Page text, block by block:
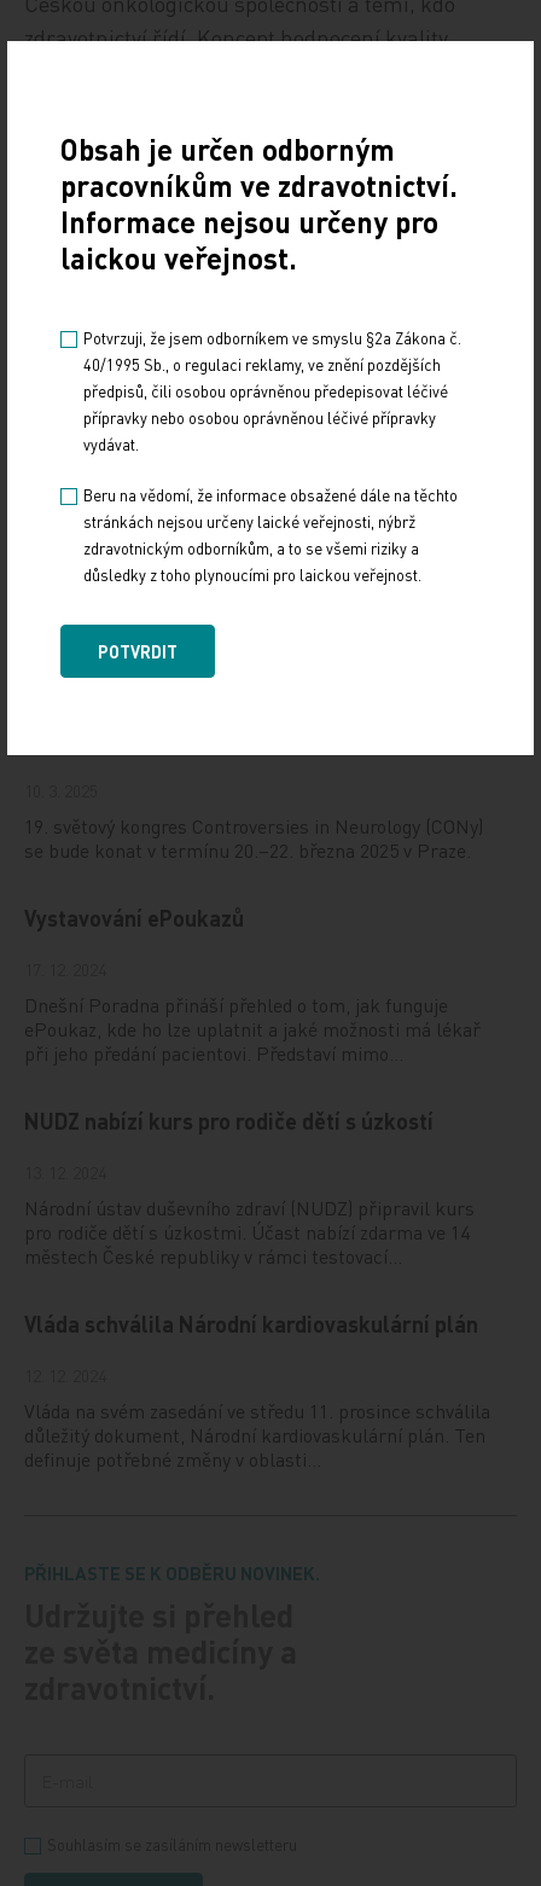
zdravotnictví řídí. Koncept hodnocení kvality
ČTK
Zdroj: ČTK
Sdílejte článek
19. světový kongres Controversies in Neurology (CONy)
se bude konat v termínu 20.–22. března 2025 v Praze.
Vystavování ePoukazů
Dnešní Poradna přináší přehled o tom, jak funguje
ePoukaz, kde ho lze uplatnit a jaké možnosti má lékař
při jeho předání pacientovi. Představí mimo…
NUDZ nabízí kurs pro rodiče dětí s úzkostí
Národní ústav duševního zdraví (NUDZ) připravil kurs
pro rodiče dětí s úzkostmi. Účast nabízí zdarma ve 14
městech České republiky v rámci testovací…
Vláda schválila Národní kardiovaskulární plán
Vláda na svém zasedání ve středu 11. prosince schválila
důležitý dokument, Národní kardiovaskulární plán. Ten
definuje potřebné změny v oblasti…
PŘIHLASTE SE K ODBĚRU NOVINEK.
Obsah je určen odborným
pracovníkům ve zdravotnictví.
Informace nejsou určeny pro
laickou veřejnost.
Potvrzuji, že jsem odborníkem ve smyslu §2a Zákona č.
40/1995 Sb., o regulaci reklamy, ve znění pozdějších
předpisů, čili osobou oprávněnou předepisovat léčivé
přípravky nebo osobou oprávněnou léčivé přípravky
vydávat.
Beru na vědomí, že informace obsažené dále na těchto
stránkách nejsou určeny laické veřejnosti, nýbrž
zdravotnickým odborníkům, a to se všemi riziky a
důsledky z toho plynoucími pro laickou veřejnost.
POTVRDIT